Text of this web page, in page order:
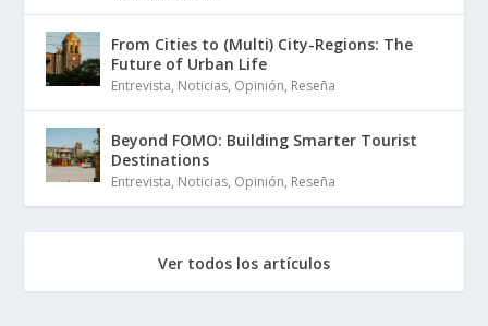
From Cities to (Multi) City-Regions: The
Future of Urban Life
Entrevista, Noticias, Opinión, Reseña
Beyond FOMO: Building Smarter Tourist
Destinations
Entrevista, Noticias, Opinión, Reseña
Ver todos los artículos